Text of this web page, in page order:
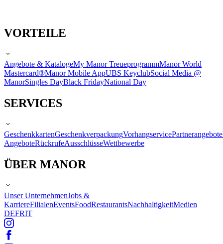
VORTEILE
Angebote & KatalogeMy Manor TreueprogrammManor World
Mastercard®Manor Mobile AppUBS KeyclubSocial Media @
ManorSingles DayBlack FridayNational Day
SERVICES
GeschenkkartenGeschenkverpackungVorhangservicePartnerangebote
AngeboteRückrufeAusschlüsseWettbewerbe
ÜBER MANOR
Unser UnternehmenJobs &
KarriereFilialenEventsFoodRestaurantsNachhaltigkeitMedien
DEFRIT